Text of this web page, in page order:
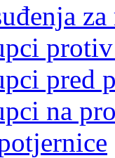
pred
na